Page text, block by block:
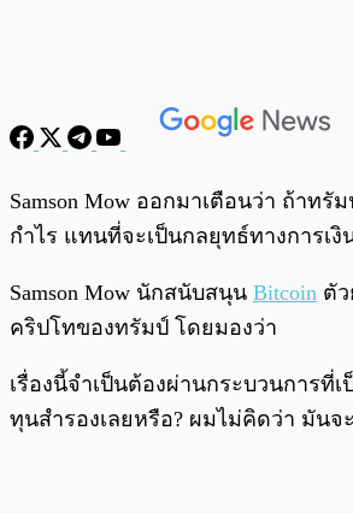
พร้อมเล่น
Samson Mow ออกมาเตือนว่า ถ้าทรั
กำไร แทนที่จะเป็นกลยุทธ์ทางการเงิ
Samson Mow นักสนับสนุน Bitcoin ตั
คริปโทของทรัมป์ โดยมองว่า
เรื่องนี้จำเป็นต้องผ่านกระบวนการที่
ทุนสำรองเลยหรือ? ผมไม่คิดว่า มัน